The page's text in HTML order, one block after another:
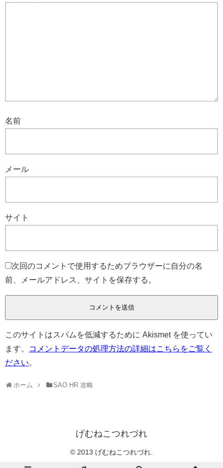
名前
メール
サイト
次回のコメントで使用するためブラウザーに自分の名
前、メールアドレス、サイトを保存する。
このサイトはスパムを低減するために Akismet を使ってい
ます。
コメントデータの処理方法の詳細はこちらをご覧く
ださい。
ホーム SAO HR 攻略
げむねこつれづれ
© 2013 げむねこつれづれ.